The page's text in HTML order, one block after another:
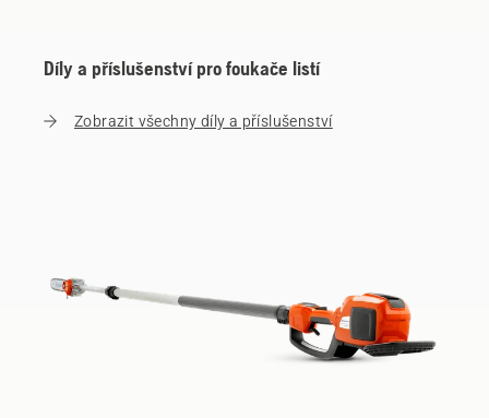
Díly a příslušenství pro foukače listí
Zobrazit všechny díly a příslušenství